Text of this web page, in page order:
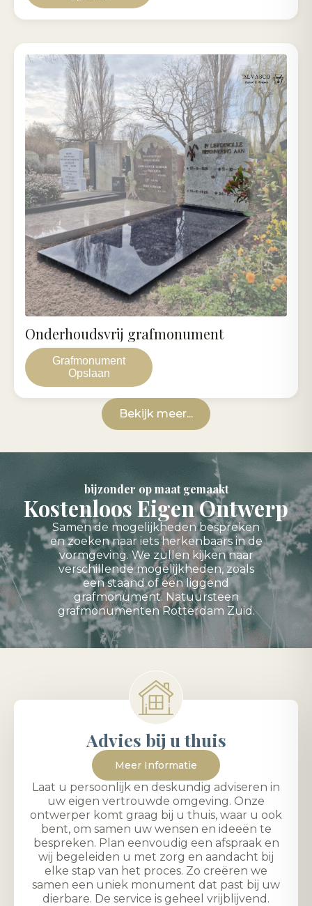
Grafmonument
Opslaan
Onderhoudsvrij grafmonument
Bekijk meer...
bijzonder op maat gemaakt
Kostenloos Eigen Ontwerp
Samen de mogelijkheden bespreken
en zoeken naar iets herkenbaars in de
vormgeving. We zullen kijken naar
verschillende mogelijkheden, zoals
een staand of een liggend
grafmonument. Natuursteen
grafmonumenten Rotterdam Zuid.
Advies bij u thuis
Meer Informatie
Laat u persoonlijk en deskundig adviseren in
uw eigen vertrouwde omgeving. Onze
ontwerper komt graag bij u thuis, waar u ook
bent, om samen uw wensen en ideeën te
bespreken. Plan eenvoudig een afspraak en
wij begeleiden u met zorg en aandacht bij
elke stap van het proces. Zo creëren we
samen een uniek monument dat past bij uw
dierbare. De service is geheel vrijblijvend.